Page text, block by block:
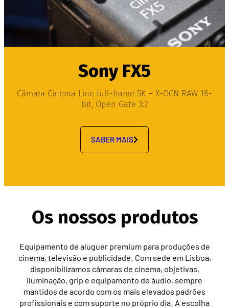
Sony FX5
Câmara Cinema Line full-frame 5K – X-OCN RAW 16-
bit, Open Gate 3:2
SABER MAIS
Os nossos produtos
Equipamento de aluguer premium para produções de
cinema, televisão e publicidade. Com sede em Lisboa,
disponibilizamos câmaras de cinema, objetivas,
iluminação, grip e equipamento de áudio, sempre
mantidos de acordo com os mais elevados padrões
profissionais e com suporte no próprio dia. A escolha